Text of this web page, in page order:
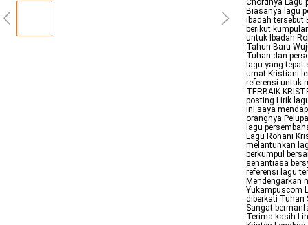
Chordnya Lagu
Biasanya lagu
ibadah tersebut
berikut
untuk Ibadah
Tahun Baru
Tuhan dan
lagu yang
umat Kristiani
referensi untuk
TERBAIK
posting Lirik
ini saya
orangnya
lagu
Lagu Rohani
melantunkan
berkumpul
senantiasa
referensi lagu
Mendengarkan
Yukampuscom
diberkati Tuhan
Sangat
Terima kasih